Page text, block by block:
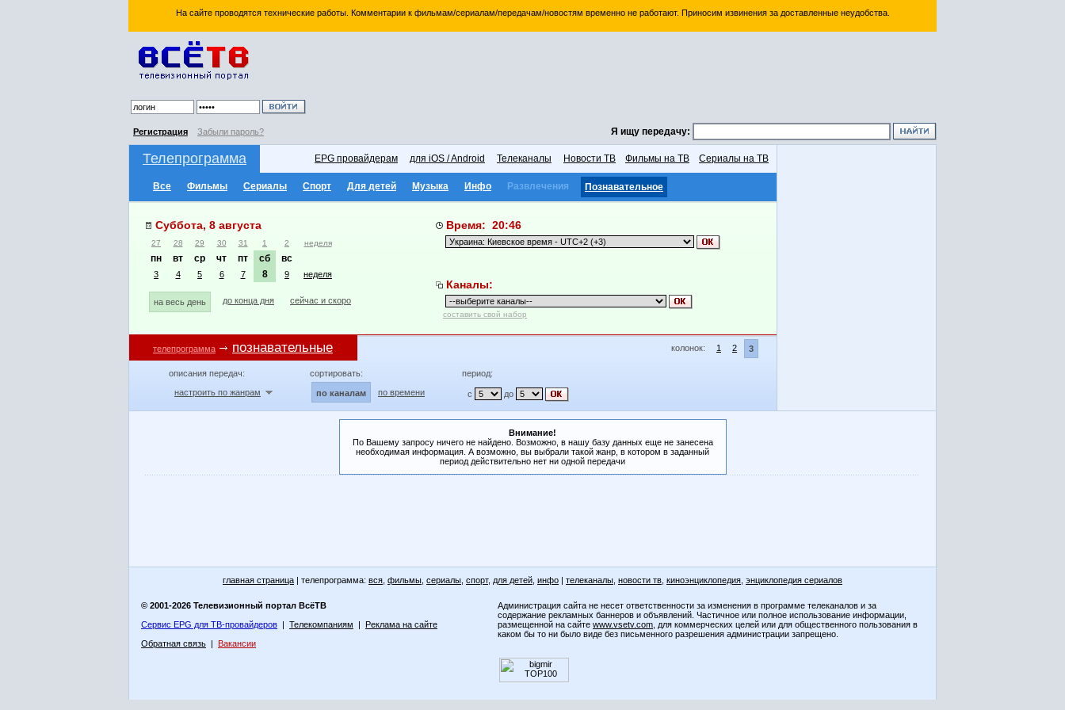
На сайте проводятся технические работы. Комментарии к фильмам/сериалам/передачам/новостям временно не работают. Приносим извинения за доставленные неудобства.
Регистрация Забыли пароль? Я ищу передачу:
Телепрограмма EPG провайдерам для iOS / Android Телеканалы Новости ТВ Фильмы на ТВ Сериалы на ТВ
Все Фильмы Сериалы Спорт Для детей Музыка Инфо Развлечения Познавательное
Суббота, 8 августа
27 28 29 30 31 1 2 неделя
пн вт ср чт пт сб вс
3 4 5 6 7 8 9 неделя
на весь день до конца дня сейчас и скоро
Время: 20:46
Каналы:
составить свой набор
телепрограмма познавательные колонок: 1 2 3
описания передач:
настроить по жанрам
сортировать:
по каналам по времени
период:
с до
Внимание!
По Вашему запросу ничего не найдено. Возможно, в нашу базу данных еще не занесена
необходимая информация. А возможно, вы выбрали такой жанр, в котором в заданный
период действительно нет ни одной передачи
главная страница | телепрограмма: вся фильмы сериалы спорт, для детей инфо | телеканалы новости тв киноэнциклопедия энциклопедия сериалов
© 2001-2026 Телевизионный портал ВсёТВ
Сервис EPG для ТВ-провайдеров | Телекомпаниям | Реклама на сайте
Обратная связь | Вакансии
Администрация сайта не несет ответственности за изменения в программе телеканалов и за
содержание рекламных баннеров и объявлений. Частичное или полное использование информации,
размещенной на сайте www.vsetv.com , для коммерческих целей или для общественного пользования в
каком бы то ни было виде без письменного разрешения администрации запрещено.